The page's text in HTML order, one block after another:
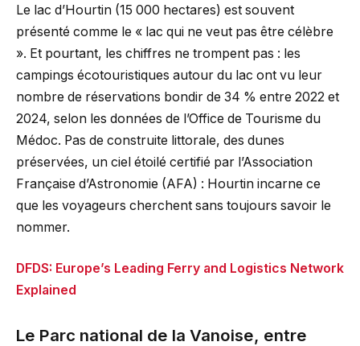
Le lac d’Hourtin (15 000 hectares) est souvent
présenté comme le « lac qui ne veut pas être célèbre
». Et pourtant, les chiffres ne trompent pas : les
campings écotouristiques autour du lac ont vu leur
nombre de réservations bondir de 34 % entre 2022 et
2024, selon les données de l’Office de Tourisme du
Médoc. Pas de construite littorale, des dunes
préservées, un ciel étoilé certifié par l’Association
Française d’Astronomie (AFA) : Hourtin incarne ce
que les voyageurs cherchent sans toujours savoir le
nommer.
DFDS: Europe’s Leading Ferry and Logistics Network
Explained
Le Parc national de la Vanoise, entre